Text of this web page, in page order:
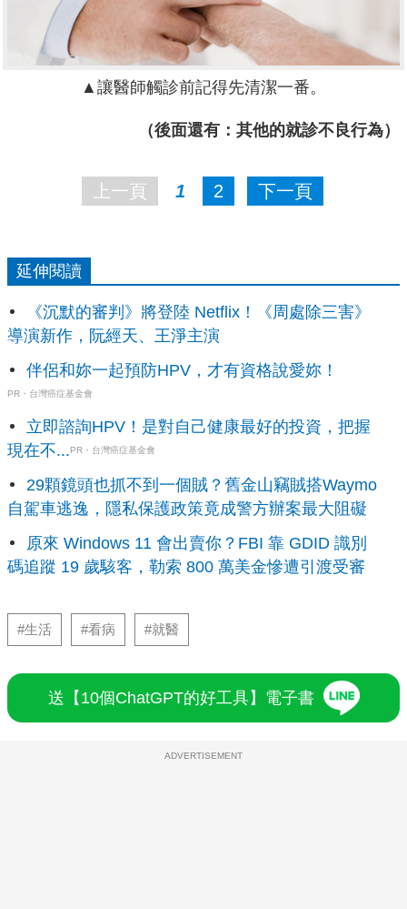
▲讓醫師觸診前記得先清潔一番。
（後面還有：其他的就診不良行為）
上一頁 1 2 下一頁
延伸閱讀
《沉默的審判》將登陸 Netflix！《周處除三害》
導演新作，阮經天、王淨主演
伴侶和妳一起預防HPV，才有資格說愛妳！
PR・台灣癌症基金會
立即諮詢HPV！是對自己健康最好的投資，把握
現在不...PR・台灣癌症基金會
29顆鏡頭也抓不到一個賊？舊金山竊賊搭Waymo
自駕車逃逸，隱私保護政策竟成警方辦案最大阻礙
原來 Windows 11 會出賣你？FBI 靠 GDID 識別
碼追蹤 19 歲駭客，勒索 800 萬美金慘遭引渡受審
#生活 #看病 #就醫
送【10個ChatGPT的好工具】電子書
ADVERTISEMENT